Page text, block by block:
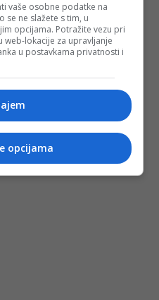
vaše osobne podatke na
se ne slažete s tim, u
opcijama. Potražite vezu pri
web-lokacije za upravljanje
u postavkama privatnosti i
opcijama